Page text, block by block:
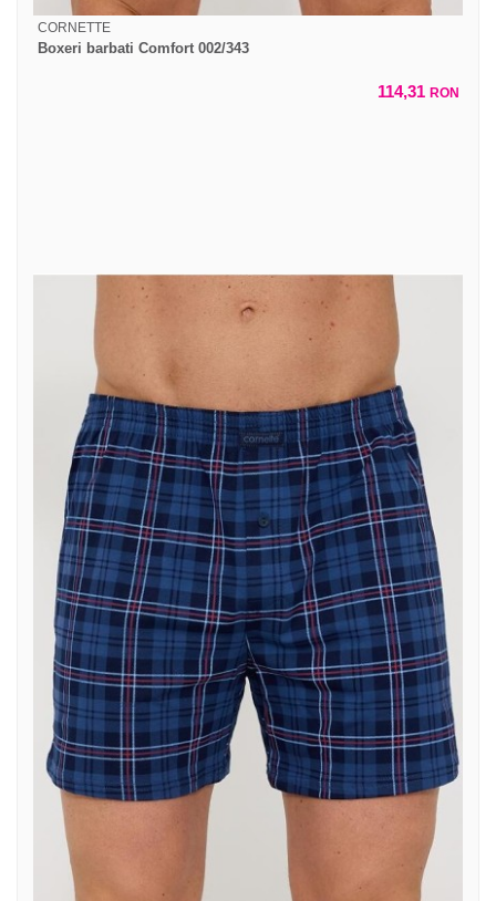
CORNETTE
Boxeri barbati Comfort 002/343
114,31 RON